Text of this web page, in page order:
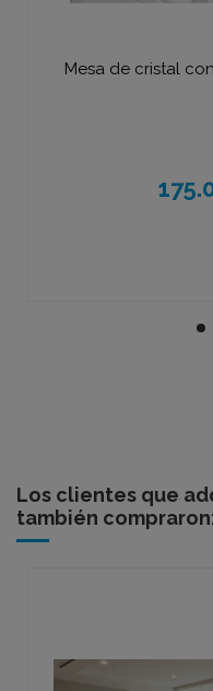
Mesa de cristal
Los clientes que
también